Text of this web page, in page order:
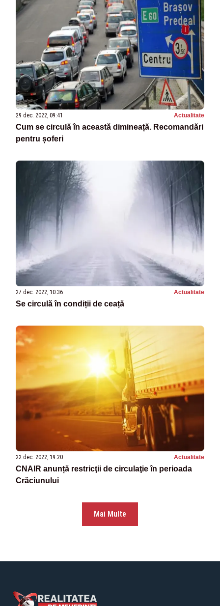
29 dec. 2022, 09:41 Actualitate
Cum se circulă în această dimineață. Recomandări
pentru șoferi
27 dec. 2022, 10:36 Actualitate
Se circulă în condiții de ceață
22 dec. 2022, 19:20 Actualitate
CNAIR anunță restricţii de circulaţie în perioada
Crăciunului
Mai Multe